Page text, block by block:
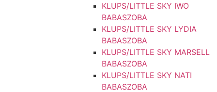
KLUPS/LITTLE SKY IWO
BABASZOBA
KLUPS/LITTLE SKY LYDIA
BABASZOBA
KLUPS/LITTLE SKY MARSELL
BABASZOBA
KLUPS/LITTLE SKY NATI
BABASZOBA